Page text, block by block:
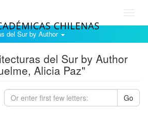
del Sur by Author
del Sur by Author
Alicia Paz"
Go